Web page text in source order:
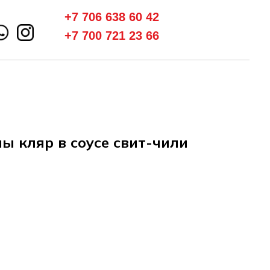
+7 700 721 23 66
+7 706 638 60 42
кляр в соусе свит-чили